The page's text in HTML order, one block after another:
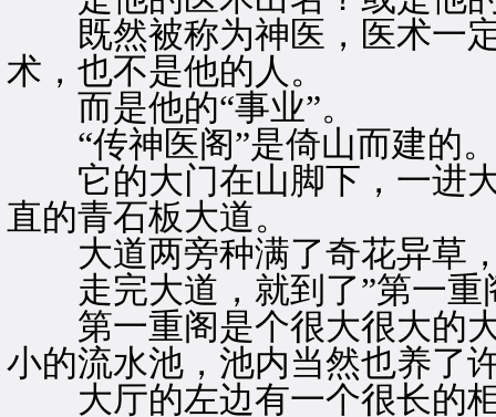
既然被称为神医，医术一定
术，也不是他的人。
而是他的“事业”。
“传神医阁”是倚山而建的
它的大门在山脚下，一进大
直的青石板大道。
大道两旁种满了奇花异草，
走完大道，就到了”第一重
第一重阁是个很大很大的大
小的流水池，池内当然也养了
大厅的左边有一个很长的柜